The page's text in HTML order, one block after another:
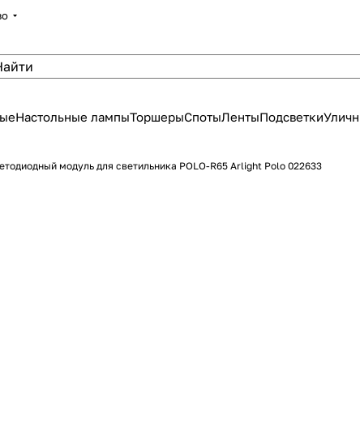
Настольные лампыТоршерыСпотыЛентыПодсветки
модуль для светильника POLO-R65 Arlight Polo 022633